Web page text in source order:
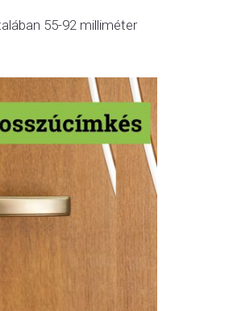
55-92 milliméter